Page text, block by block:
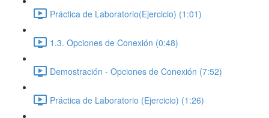
Práctica de Laboratorio(Ejercicio) (1:01)
1.3. Opciones de Conexión (0:48)
Demostración - Opciones de Conexión (7:52)
Práctica de Laboratorio (Ejercicio) (1:26)